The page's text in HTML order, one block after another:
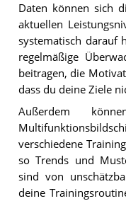
Daten können sich
aktuellen
systematisch darauf
regelmäßige
beitragen, die
dass du deine Ziele
Außerdem
verschiedene
so Trends und
sind von
deine